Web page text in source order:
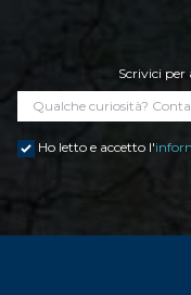
Scrivici
Ho letto e accetto l'